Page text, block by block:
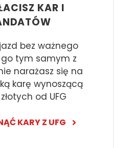
KAR I
bez ważnego
go tym samym z
narażasz się na
karę wynoszącą
od UFG
KARY Z UFG